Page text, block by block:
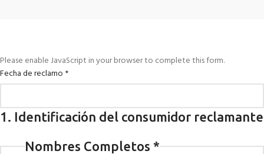
Please enable JavaScript in your browser to complete this form.
Fecha de reclamo *
1. Identificación del consumidor reclamante
Nombres Completos *